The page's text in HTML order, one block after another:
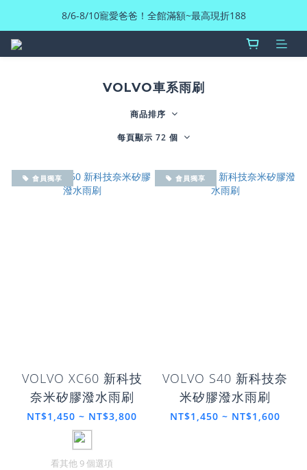
8/6-8/10寵愛爸爸！全館滿額~最高現折188
VOLVO車系雨刷
商品排序
每頁顯示 72 個
會員獨享
VOLVO XC60 新科技
奈米矽膠潑水雨刷
NT$1,450 ~ NT$3,800
看其他 9 個選項
會員獨享
VOLVO S40 新科技奈
米矽膠潑水雨刷
NT$1,450 ~ NT$1,600